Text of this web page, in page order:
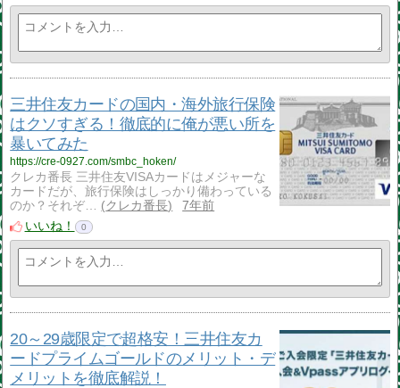
三井住友カードの国内・海外旅行保険
はクソすぎる！徹底的に俺が悪い所を
暴いてみた
https://cre-0927.com/smbc_hoken/
クレカ番長 三井住友VISAカードはメジャーな
カードだが、旅行保険はしっかり備わっている
のか？それぞ…
クレカ番長
7年前
いいね！
0
20～29歳限定で超格安！三井住友カ
ードプライムゴールドのメリット・デ
メリットを徹底解説！